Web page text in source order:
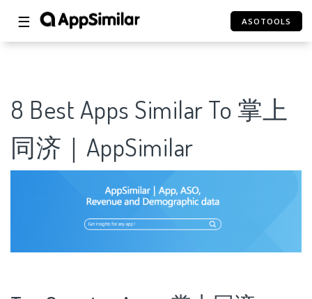
☰ ASOTOOLS
8 Best Apps Similar To 掌上
同济｜AppSimilar